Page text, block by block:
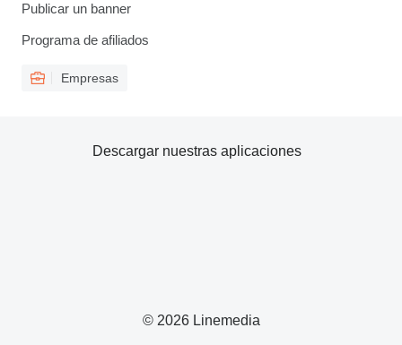
Publicar un banner
Programa de afiliados
Empresas
© 2026 Linemedia
Descargar nuestras aplicaciones